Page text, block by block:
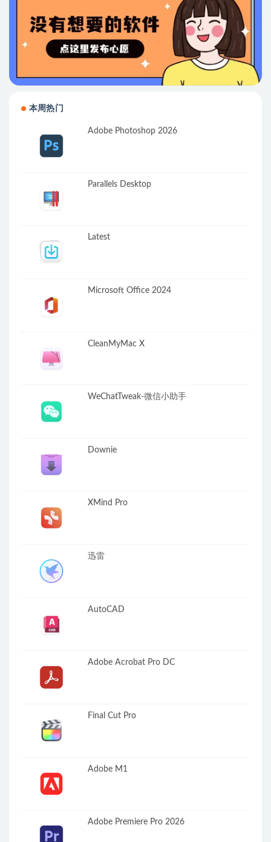
本周热门
Adobe Photoshop 2026
Parallels Desktop
Latest
Microsoft Office 2024
CleanMyMac X
WeChatTweak-微信小助手
Downie
XMind Pro
迅雷
AutoCAD
Adobe Acrobat Pro DC
Final Cut Pro
Adobe M1
Adobe Premiere Pro 2026